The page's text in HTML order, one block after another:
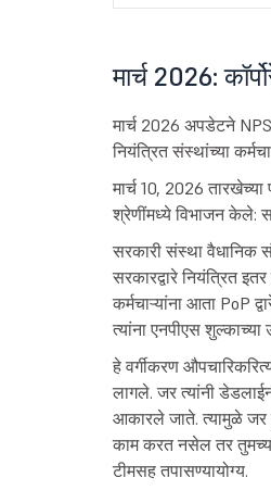
मार्च 2026:
मार्च 2026 अपडेटने
नियंत्रित संस्थांच्या
मार्च 10, 2026 तारखेच्या
श्रेणींमध्ये विभाजन केले:
सरकारी संस्था वैधानिक
सरकारद्वारे नियंत्रित
कर्मचाऱ्यांना आता PoP
त्यांना एनपीएस शुल्काच्या
हे वर्गीकरण
लागले. जर त्यांनी
आकारले जाते. त्यामुळे जर
काम करत नसेल तर
टीमसह तपासण्यायोग्य.